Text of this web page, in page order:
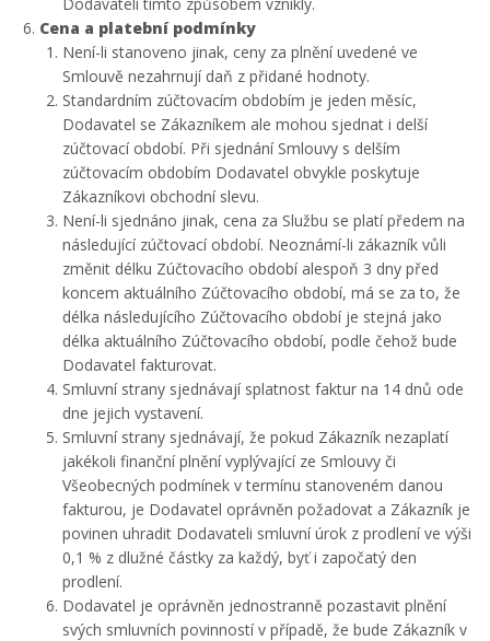
Cena a platební podmínky
Není-li stanoveno jinak, ceny za plnění uvedené ve
Smlouvě nezahrnují daň z přidané hodnoty.
Standardním zúčtovacím obdobím je jeden měsíc,
Dodavatel se Zákazníkem ale mohou sjednat i delší
zúčtovací období. Při sjednání Smlouvy s delším
zúčtovacím obdobím Dodavatel obvykle poskytuje
Zákazníkovi obchodní slevu.
Není-li sjednáno jinak, cena za Službu se platí předem na
následující zúčtovací období. Neoznámí-li zákazník vůli
změnit délku Zúčtovacího období alespoň 3 dny před
koncem aktuálního Zúčtovacího období, má se za to, že
délka následujícího Zúčtovacího období je stejná jako
délka aktuálního Zúčtovacího období, podle čehož bude
Dodavatel fakturovat.
Smluvní strany sjednávají splatnost faktur na 14 dnů ode
dne jejich vystavení.
Smluvní strany sjednávají, že pokud Zákazník nezaplatí
jakékoli finanční plnění vyplývající ze Smlouvy či
Všeobecných podmínek v termínu stanoveném danou
fakturou, je Dodavatel oprávněn požadovat a Zákazník je
povinen uhradit Dodavateli smluvní úrok z prodlení ve výši
0,1 % z dlužné částky za každý, byť i započatý den
prodlení.
Dodavatel je oprávněn jednostranně pozastavit plnění
svých smluvních povinností v případě, že bude Zákazník v